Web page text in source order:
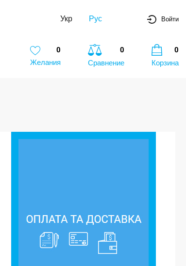
Укр Рус Войти
0
Желания
0
Сравнение
0
Корзина